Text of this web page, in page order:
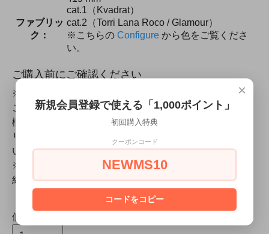
ファブリッ
ク：
cat.1（Kvadrat）
cat.2（Torri Lana Roco / Glamour）
※こちらの Configure から色をご覧くださ
い。
ご購入前にご確認ください
※ファブリックーのセレクトは
をご覧の上、
ご希望カラー番号を購入カートで表示されます【備考
欄】にご記入ください。背もたれと座面で異なるファブ
リックをお選びいただけます。詳しくはお問合せくださ
い。
※木枠梱包、または大型商品のため、有料配送【開梱・
組立・設置】でのお届けとなります。
個数
×
新規会員登録で使える「1,000ポイント」
初回購入特典
クーポンコード
NEWMS10
コードをコピー